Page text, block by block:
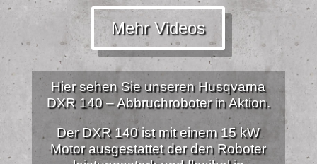
Mehr Videos
Hier sehen Sie unseren Husqvarna
DXR 140 – Abbruchroboter in Aktion.
Der DXR 140 ist mit einem 15 kW
Motor ausgestattet der den Roboter